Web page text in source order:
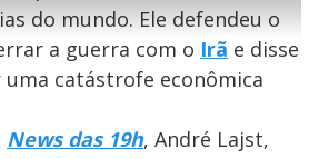
a
y
e
g
n
d
s
do mundo. Ele defendeu o
a guerra com o Irã e disse
uma catástrofe econômica
News das 19h, André Lajst,